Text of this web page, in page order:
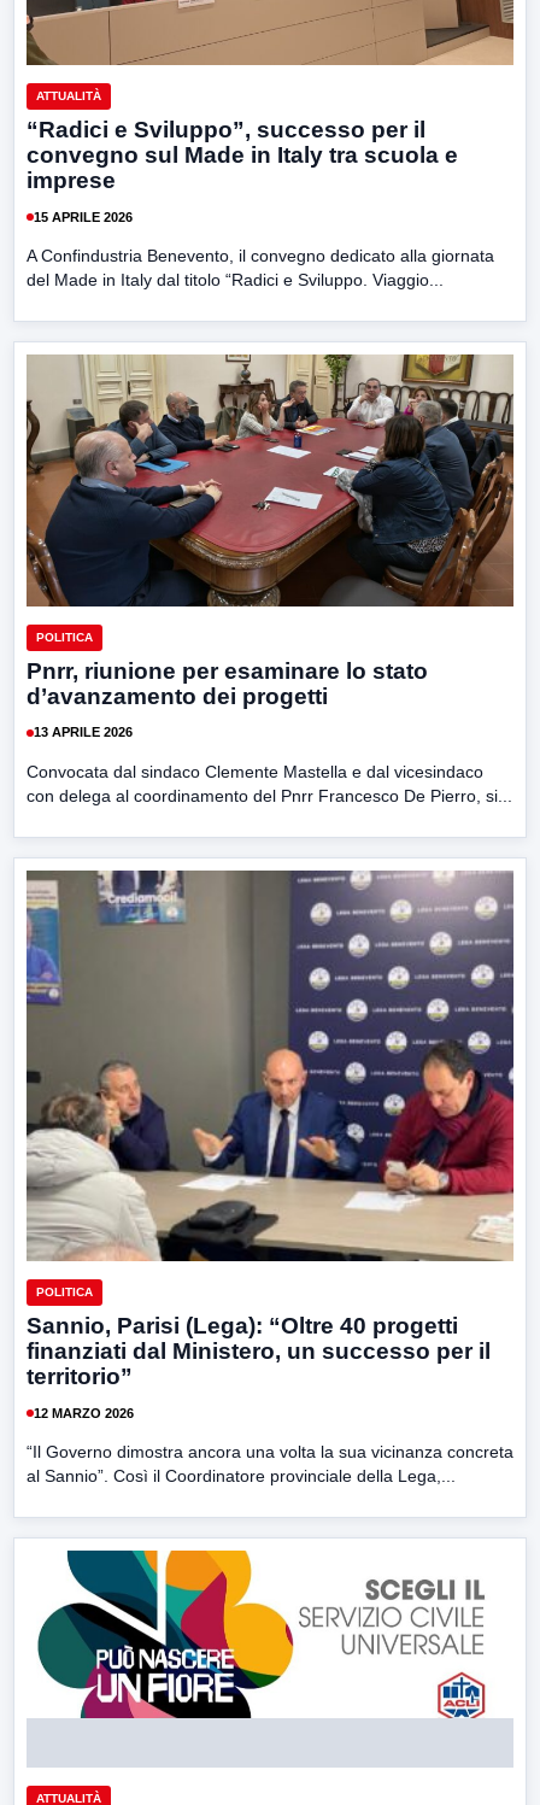
ATTUALITÀ
“Radici e Sviluppo”, successo per il
convegno sul Made in Italy tra scuola e
imprese
15 APRILE 2026
A Confindustria Benevento, il convegno dedicato alla giornata
del Made in Italy dal titolo “Radici e Sviluppo. Viaggio...
POLITICA
Pnrr, riunione per esaminare lo stato
d’avanzamento dei progetti
13 APRILE 2026
Convocata dal sindaco Clemente Mastella e dal vicesindaco
con delega al coordinamento del Pnrr Francesco De Pierro, si...
POLITICA
Sannio, Parisi (Lega): “Oltre 40 progetti
finanziati dal Ministero, un successo per il
territorio”
12 MARZO 2026
“Il Governo dimostra ancora una volta la sua vicinanza concreta
al Sannio”. Così il Coordinatore provinciale della Lega,...
ATTUALITÀ